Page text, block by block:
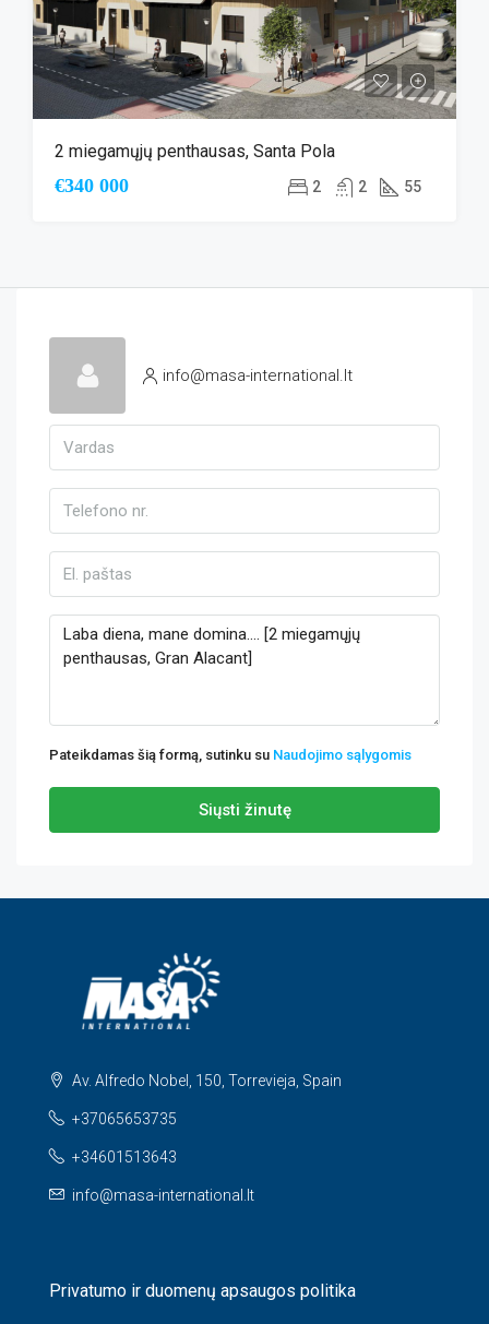
2 miegamųjų penthausas, Santa Pola
€340 000 2 2 55
info@masa-international.lt
Pateikdamas šią formą, sutinku su Naudojimo sąlygomis
Siųsti žinutę
Av. Alfredo Nobel, 150, Torrevieja, Spain
+37065653735
+34601513643
info@masa-international.lt
Privatumo ir duomenų apsaugos politika